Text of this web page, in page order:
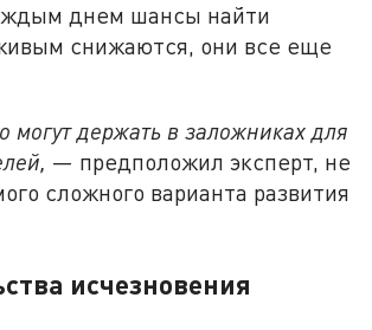
днем шансы найти
снижаются, они все еще
держать в заложниках для
— предположил эксперт, не
сложного варианта развития
исчезновения